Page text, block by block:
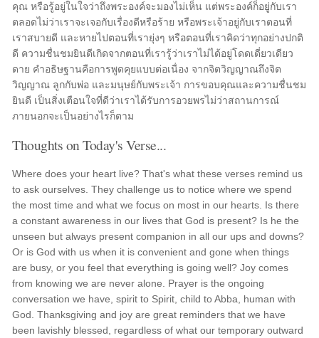
คุณ หรือรู้อยู่ในใจว่าถึงพระองค์จะมองไม่เห็น แต่พระองค์ก็อยู่กับเรา
ตลอดไม่ว่าเราจะเจอกับเรื่องดีหรือร้าย หรือพระเจ้าอยู่กับเราตอนที่
เราสบายดี และหายไปตอนที่เรายุ่งๆ หรือตอนที่เราคิดว่าทุกอย่างปกติ
ดี ความชื่นชมยินดีเกิดจากตอนที่เรารู้ว่าเราไม่ได้อยู่โดดเดี่ยวเดียว
ดาย คำอธิษฐานคือการพูดคุยแบบต่อเนื่อง จากจิตวิญญาณถึงจิต
วิญญาณ ลูกกับพ่อ และมนุษย์กับพระเจ้า การขอบคุณและความชื่นชม
ยินดี เป็นสิ่งเตือนใจที่ดีว่าเราได้รับการอวยพรไม่ว่าสถานการณ์
ภายนอกจะเป็นอย่างไรก็ตาม
Thoughts on Today's Verse...
Where does your heart live? That's what these verses remind us
to ask ourselves. They challenge us to notice where we spend
the most time and what we focus on most in our hearts. Is there
a constant awareness in our lives that God is present? Is he the
unseen but always present companion in all our ups and downs?
Or is God with us when it is convenient and gone when things
are busy, or you feel that everything is going well? Joy comes
from knowing we are never alone. Prayer is the ongoing
conversation we have, spirit to Spirit, child to Abba, human with
God. Thanksgiving and joy are great reminders that we have
been lavishly blessed, regardless of what our temporary outward